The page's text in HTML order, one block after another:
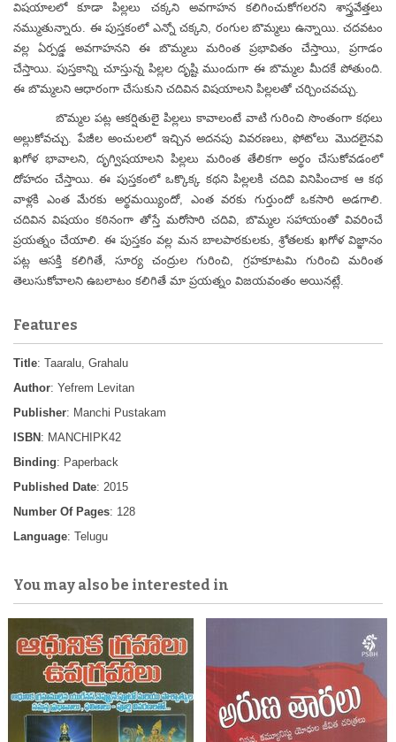
విషయాలలో కూడా పిల్లలు చక్కని అవగాహన కలిగించుకోగలరని శాస్త్రవేత్తలు
నమ్ముతున్నారు. ఈ పుస్తకంలో ఎన్నో చక్కని, రంగుల బొమ్మలు ఉన్నాయి. చదవటం
వల్ల ఏర్పడ్డ అవగాహనని ఈ బొమ్మలు మరింత ప్రభావితం చేస్తాయి, ప్రగాడం
చేస్తాయి. పుస్తకాన్ని చూస్తున్న పిల్లల దృష్టి ముందుగా ఈ బొమ్మల మీదకే పోతుంది.
ఈ బొమ్మలని ఆధారంగా చేసుకుని చదివిన విషయాలని పిల్లలతో చర్చించవచ్చు.
బొమ్మల పట్ల ఆకర్షితులై పిల్లలు కావాలంటే వాటి గురించి సొంతంగా కథలు
అల్లుకోవచ్చు. పేజీల అంచులలో ఇచ్చిన అదనపు వివరణలు, ఫోటోలు మొదలైనవి
ఖగోళ భావాలని, దృగ్విషయాలని పిల్లలు మరింత తేలికగా అర్థం చేసుకోవడంలో
దోహదం చేస్తాయి. ఈ పుస్తకంలో ఒక్కొక్క కథని పిల్లలకి చదివి వినిపించాక ఆ కథ
వాళ్లకి ఎంత మేరకు అర్థమయ్యిందో, ఎంత వరకు గుర్తుందో ఒకసారి అడగాలి.
చదివిన విషయం కఠినంగా తోస్తే మరోసారి చదివి, బొమ్మల సహాయంతో వివరించే
ప్రయత్నం చేయాలి. ఈ పుస్తకం వల్ల మన బాలపాఠకులకు, శ్రోతలకు ఖగోళ విజ్ఞానం
పట్ల ఆసక్తి కలిగితే, సూర్య చంద్రుల గురించి, గ్రహకూటమి గురించి మరింత
తెలుసుకోవాలని ఉబలాటం కలిగితే మా ప్రయత్నం విజయవంతం అయినట్లే.
Features
Title: Taaralu, Grahalu
Author: Yefrem Levitan
Publisher: Manchi Pustakam
ISBN : MANCHIPK42
Binding: Paperback
Published Date: 2015
Number Of Pages: 128
Language: Telugu
You may also be interested in